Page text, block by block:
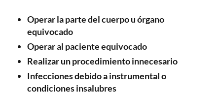
Operar la parte del cuerpo u órgano
equivocado
Operar al paciente equivocado
Realizar un procedimiento innecesario
Infecciones debido a instrumental o
condiciones insalubres